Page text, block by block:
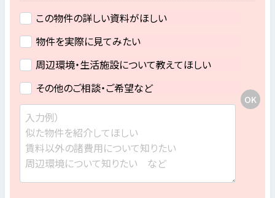
この物件の詳しい資料がほしい
物件を実際に見てみたい
周辺環境・生活施設について教えてほしい
その他のご相談・ご希望など